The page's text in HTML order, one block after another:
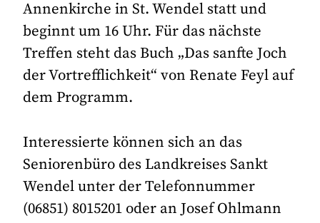
Annenkirche in St. Wendel statt und
beginnt um 16 Uhr. Für das nächste
Treffen steht das Buch „Das sanfte Joch
der Vortrefflichkeit“ von Renate Feyl auf
dem Programm.
Interessierte können sich an das
Seniorenbüro des Landkreises Sankt
Wendel unter der Telefonnummer
(06851) 8015201 oder an Josef Ohlmann